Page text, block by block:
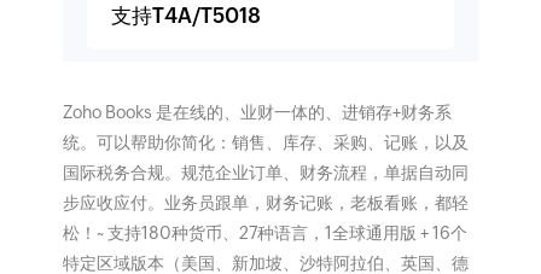
支持T4A/T5018
Zoho Books 是在线的、业财一体的、进销存+财务系
统。可以帮助你简化：销售、库存、采购、记账，以及
国际税务合规。规范企业订单、财务流程，单据自动同
步应收应付。业务员跟单，财务记账，老板看账，都轻
松！~ 支持180种货币、27种语言，1全球通用版 + 16个
特定区域版本（美国、新加坡、沙特阿拉伯、英国、德